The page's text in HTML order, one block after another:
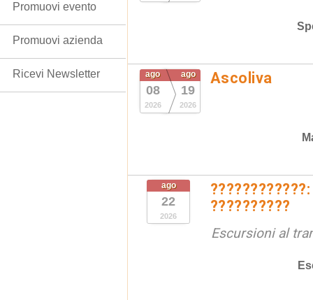
ago
08
2026
ago
19
2026
Ascoliva
ago
22
2026
??????????
Escursioni al
Promuovi evento
Promuovi azienda
Ricevi Newsletter